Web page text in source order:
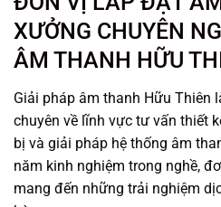
XƯỞNG CHUYÊN
ÂM THANH HỮU
Giải pháp âm thanh Hữu Thiên
chuyên về lĩnh vực tư vấn thiết
bị và giải pháp hệ thống âm
năm kinh nghiệm trong nghề,
mang đến những trải nghiệm